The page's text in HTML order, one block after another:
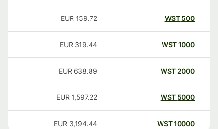
500
WST
159.72
EUR
1000
WST
319.44
EUR
2000
WST
638.89
EUR
5000
WST
1,597.22
EUR
10000
WST
3,194.44
EUR